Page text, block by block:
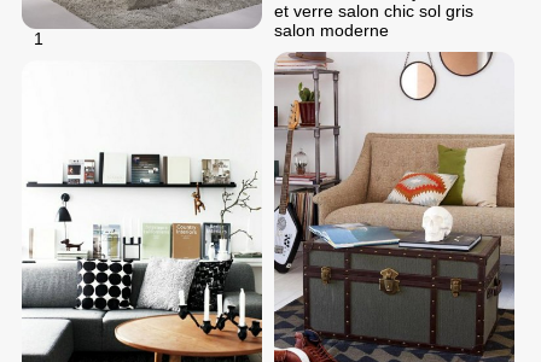
et verre salon chic sol gris
salon moderne
1